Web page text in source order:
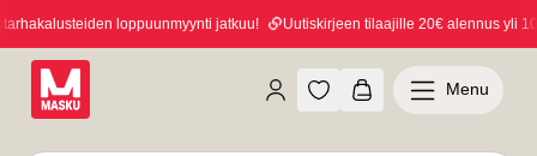
loppuunmyynti jatkuu! Uutiskirjeen tilaajille 20€ alennus yli
Menu